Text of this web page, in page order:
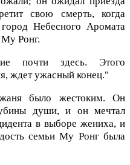
свою смерть, когда
Небесного Аромата
Му Ронг.
почти здесь. Этого
ждет ужасный конец."
было жестоким. Он
души, и он мечтал
в выборе жениха, и
семьи Му Ронг была